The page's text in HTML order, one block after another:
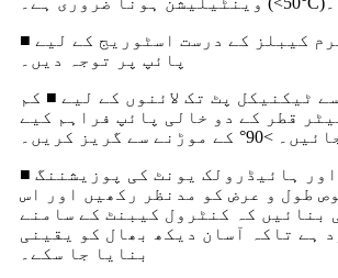
■ براہ کرم کیبلز کے درست اسٹوریج کے لیے PVC
پائپ پر توجہ دیں۔
ٹیکنیکل پٹ تک لائنوں کے لیے ■ کم
ملی میٹر قطر کے دو خالی پائپ فراہم کیے
>90° کے موڑنے سے گریز کریں۔
■ کنٹرول کیبنٹ اور ہائیڈرولک یونٹ کی پوزیشننگ
طول و عرض کو مدنظر رکھیں اور اس
بنائیں کہ کنٹرول کیبنٹ کے سامنے
ہے تاکہ آسان دیکھ بھال کو یقینی
بنایا جا سکے۔